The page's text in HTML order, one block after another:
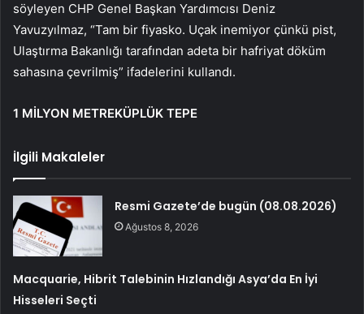
söyleyen CHP Genel Başkan Yardımcısı Deniz
Yavuzyılmaz, “Tam bir fiyasko. Uçak inemiyor çünkü pist,
Ulaştırma Bakanlığı tarafından adeta bir hafriyat döküm
sahasına çevrilmiş” ifadelerini kullandı.
1 MİLYON METREKÜPLÜK TEPE
İlgili Makaleler
Resmi Gazete’de bugün (08.08.2026)
Ağustos 8, 2026
Macquarie, Hibrit Talebinin Hızlandığı Asya’da En İyi
Hisseleri Seçti